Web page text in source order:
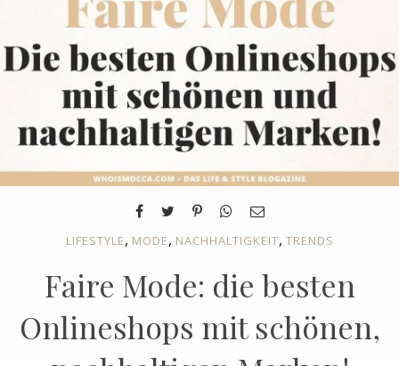
LIFESTYLE, MODE, NACHHALTIGKEIT, TRENDS
Faire Mode: die besten
Onlineshops mit schönen,